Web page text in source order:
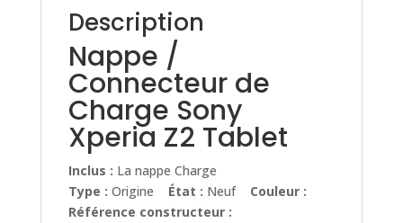
Description
Nappe /
Connecteur de
Charge Sony
Xperia Z2 Tablet
Inclus : La nappe Charge
Type : Origine État : Neuf Couleur :
Référence constructeur :